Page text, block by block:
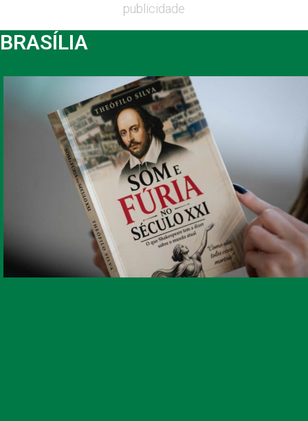
publicidade
BRASÍLIA